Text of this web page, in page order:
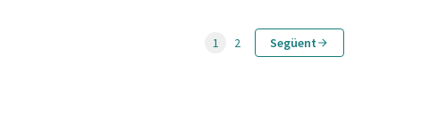
1 2 Següent